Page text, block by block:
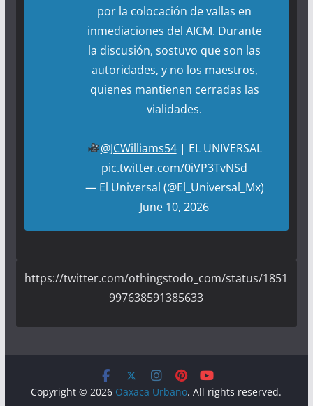
por la colocación de vallas en
inmediaciones del AICM. Durante
la discusión, sostuvo que son las
autoridades, y no los maestros,
quienes mantienen cerradas las
vialidades.
@JCWilliams54| EL UNIVERSAL
pic.twitter.com/0iVP3TvNSd
— El Universal (@El_Universal_Mx)
June 10, 2026
https://twitter.com/othingstodo_com/status/1851
997638591385633
Copyright © 2026 Oaxaca Urbano. All rights reserved.